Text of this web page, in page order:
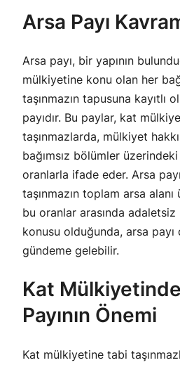
Arsa Payı
Arsa payı, bir yapının
mülkiyetine konu olan her
taşınmazın tapusuna kayıtlı
payıdır. Bu paylar, kat
taşınmazlarda, mülkiyet
bağımsız bölümler üzerindeki
oranlarla ifade eder. Arsa
taşınmazın toplam arsa alanı
bu oranlar arasında adaletsiz
konusu olduğunda, arsa payı
gündeme gelebilir.
Kat
Payının Önemi
Kat mülkiyetine tabi